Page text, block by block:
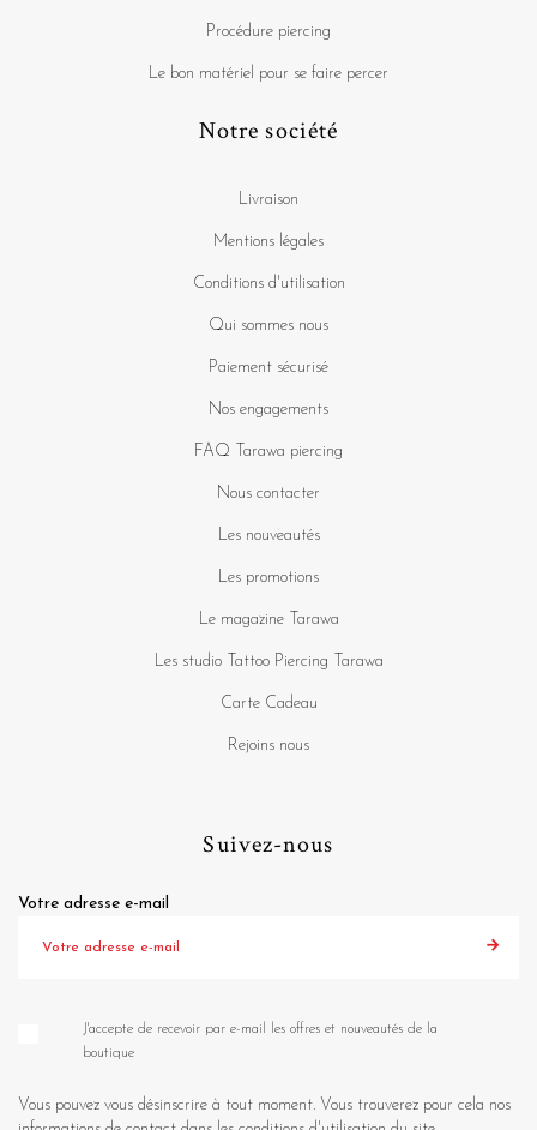
Procédure piercing
Le bon matériel pour se faire percer
Notre société
Livraison
Mentions légales
Conditions d'utilisation
Qui sommes nous
Paiement sécurisé
Nos engagements
FAQ Tarawa piercing
Nous contacter
Les nouveautés
Les promotions
Le magazine Tarawa
Les studio Tattoo Piercing Tarawa
Carte Cadeau
Rejoins nous
Suivez-nous
Votre adresse e-mail
J'accepte de recevoir par e-mail les offres et nouveautés de la
boutique
Vous pouvez vous désinscrire à tout moment. Vous trouverez pour cela nos